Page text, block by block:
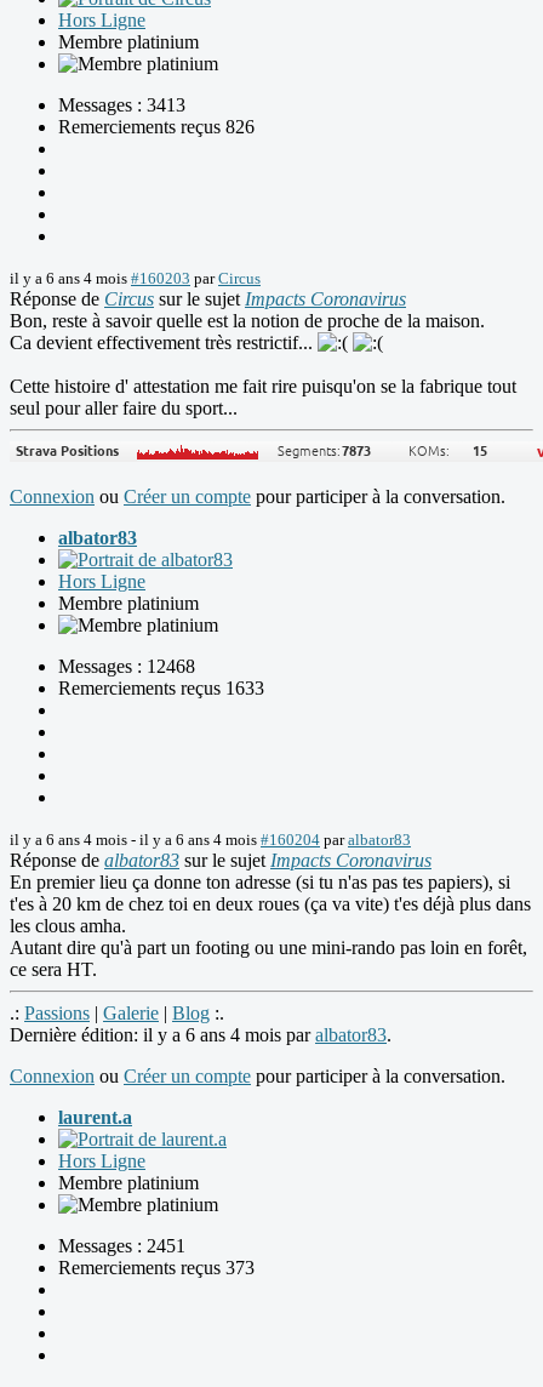
Hors Ligne
Membre platinium
Messages : 3413
Remerciements reçus 826
il y a 6 ans 4 mois #160203 parCircus
Réponse de Circus sur le sujet Impacts Coronavirus
Bon, reste à savoir quelle est la notion de proche de la maison.
Ca devient effectivement très restrictif...
Cette histoire d' attestation me fait rire puisqu'on se la fabrique tout
seul pour aller faire du sport...
Connexion ou Créer un compte pour participer à la conversation.
albator83
Hors Ligne
Membre platinium
Messages : 12468
Remerciements reçus 1633
il y a 6 ans 4 mois - il y a 6 ans 4 mois #160204 paralbator83
Réponse de albator83 sur le sujet Impacts Coronavirus
En premier lieu ça donne ton adresse (si tu n'as pas tes papiers), si
t'es à 20 km de chez toi en deux roues (ça va vite) t'es déjà plus dans
les clous amha.
Autant dire qu'à part un footing ou une mini-rando pas loin en forêt,
ce sera HT.
.: Passions | Galerie | Blog :.
Dernière édition: il y a 6 ans 4 mois paralbator83.
Connexion ou Créer un compte pour participer à la conversation.
laurent.a
Hors Ligne
Membre platinium
Messages : 2451
Remerciements reçus 373